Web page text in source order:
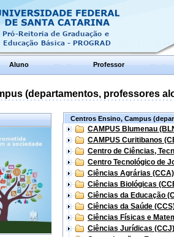
Aluno Professor
(departamentos, professores
Centros Ensino, Campus
CAMPUS Blumenau
CAMPUS Curitibanos
Centro de Ciências,
Centro Tecnológico de
Ciências Agrárias (CCA)
Ciências Biológicas
Ciências da Educação
Ciências da Saúde
Ciências Físicas e
Ciências Jurídicas (CCJ)